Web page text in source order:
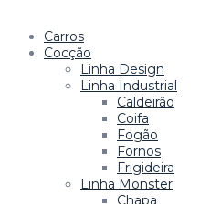
Carros
Cocção
Linha Design
Linha Industrial
Caldeirão
Coifa
Fogão
Fornos
Frigideira
Linha Monster
Chapa